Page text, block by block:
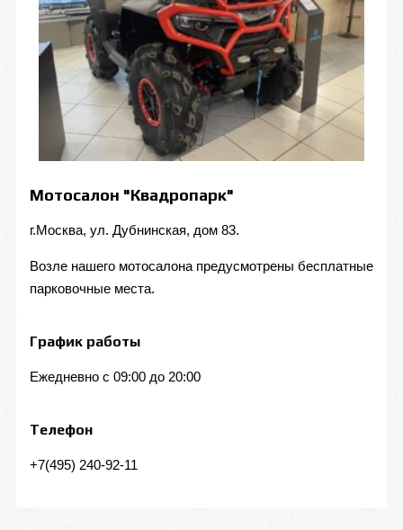
Мотосалон "Квадропарк"
г.Москва, ул. Дубнинская, дом 83.
Возле нашего мотосалона предусмотрены бесплатные
парковочные места.
График работы
Ежедневно с 09:00 до 20:00
Телефон
+7(495) 240-92-11